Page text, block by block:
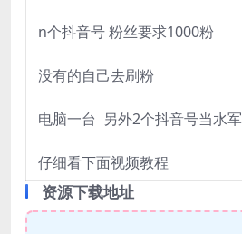
n个抖音号 粉丝要求1000粉
没有的自己去刷粉
电脑一台 另外2个抖音号当水军
仔细看下面视频教程
资源下载地址